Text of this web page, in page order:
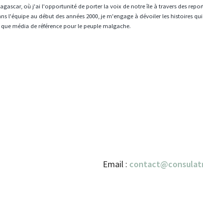
où j'ai l'opportunité de porter la voix de notre île à travers des
l'équipe au début des années 2000, je m'engage à dévoiler les histoires qui
média de référence pour le peuple malgache.
Email :